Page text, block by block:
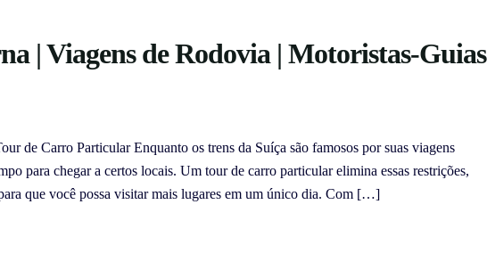
| Viagens de Rodovia | Motoristas-Guias
de Carro Particular Enquanto os trens da Suíça são famosos por suas viagens
para chegar a certos locais. Um tour de carro particular elimina essas restrições,
que você possa visitar mais lugares em um único dia. Com […]